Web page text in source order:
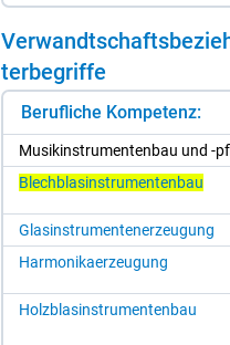
ter­be­grif­fe
Berufliche Kompetenz:
Mu­sik­in­stru­men­ten­bau und -
Blechblasinstrumentenbau
Glasinstrumentenerzeugung
Harmonikaerzeugung
Holzblasinstrumentenbau